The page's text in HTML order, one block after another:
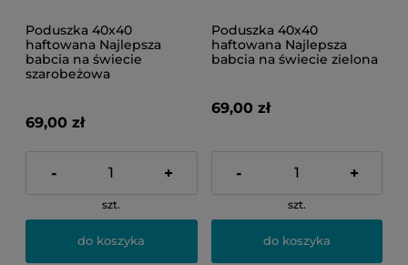
Poduszka 40x40
haftowana Najlepsza
babcia na świecie
szarobeżowa
69,00 zł
- +
szt.
do koszyka
Poduszka 40x40
haftowana Najlepsza
babcia na świecie zielona
69,00 zł
- +
szt.
do koszyka